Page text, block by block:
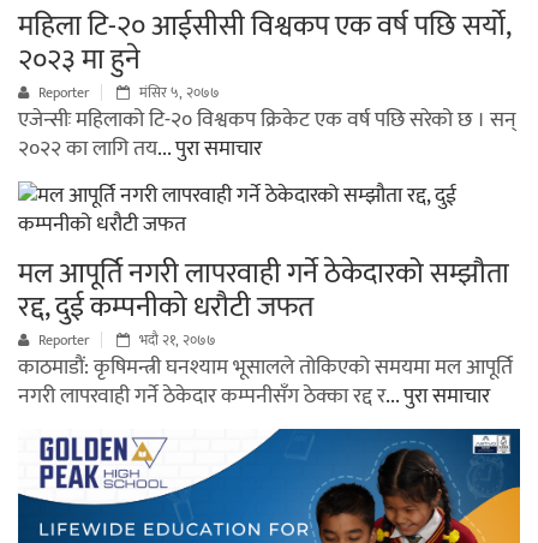
महिला टि-२० आईसीसी विश्वकप एक वर्ष पछि सर्यो,
२०२३ मा हुने
Reporter मंसिर ५, २०७७
एजेन्सीः महिलाको टि-२० विश्वकप क्रिकेट एक वर्ष पछि सरेको छ । सन्
२०२२ का लागि तय... पुरा समाचार
मल आपूर्ति नगरी लापरवाही गर्ने ठेकेदारको सम्झौता
रद्द, दुई कम्पनीको धरौटी जफत
Reporter भदौ २१, २०७७
काठमाडौं: कृषिमन्त्री घनश्याम भूसालले तोकिएको समयमा मल आपूर्ति
नगरी लापरवाही गर्ने ठेकेदार कम्पनीसँग ठेक्का रद्द र... पुरा समाचार